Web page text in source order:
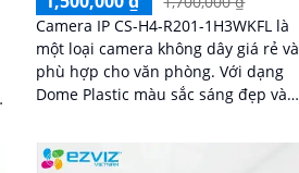
Camera IP CS-H4-R201-1H3WKFL là
một loại camera không dây giá rẻ và
phù hợp cho văn phòng. Với dạng
Dome Plastic màu sắc sáng đẹp và